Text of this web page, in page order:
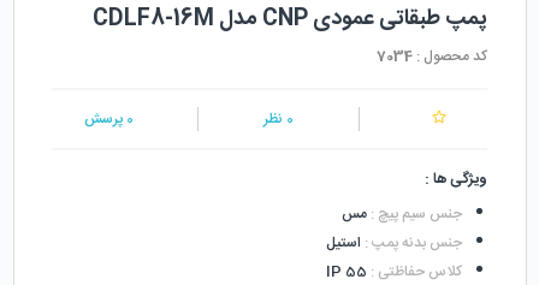
پمپ طبقاتی عمودی CNP مدل CDLF8-16M
کد محصول : 7034
0 نظر 0 پرسش
ویژگی ها :
جنس سیم پیچ : مس
جنس بدنه پمپ: استیل
کلاس حفاظتی :
IP 55